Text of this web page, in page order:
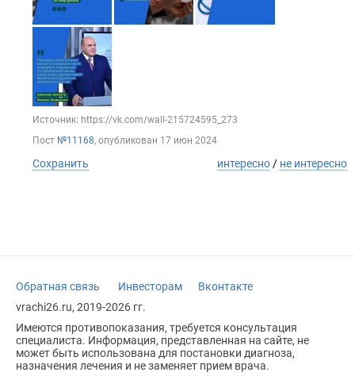
Источник: https://vk.com/wall-215724595_273
Пост №11168, опубликован 17 июн 2024
Сохранить интересно / не интересно
Обратная связь Инвесторам
Вконтакте
vrachi26.ru, 2019-2026 гг.
Имеются противопоказания, требуется консультация
специалиста. Информация, представленная на сайте, не
может быть использована для постановки диагноза,
назначения лечения и не заменяет прием врача.